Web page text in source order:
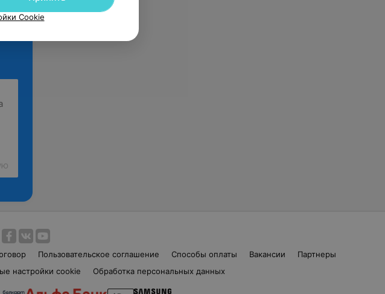
Пользовательское соглашение Способы оплаты Вакансии
Партнеры
настройки cookie Обработка персональных данных
Cookie